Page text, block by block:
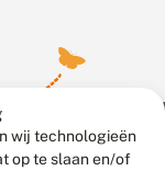
wij technologieën
op te slaan en/of